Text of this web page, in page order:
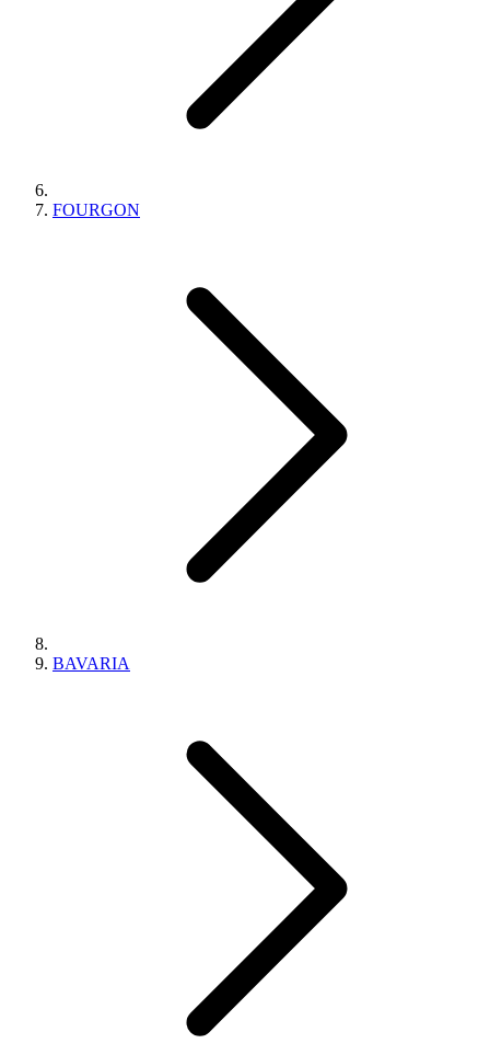
FOURGON
BAVARIA